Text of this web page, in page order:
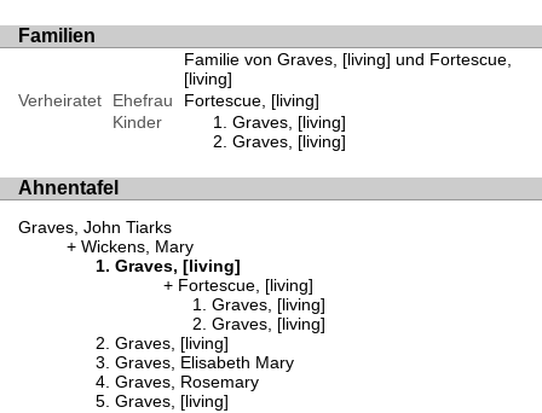
Familien
Familie von Graves, [living] und Fortescue,
[living]
Verheiratet
Ehefrau
Fortescue, [living]
Kinder
Graves, [living]
Graves, [living]
Ahnentafel
Graves, John Tiarks
Wickens, Mary
Graves, [living]
Fortescue, [living]
Graves, [living]
Graves, [living]
Graves, [living]
Graves, Elisabeth Mary
Graves, Rosemary
Graves, [living]